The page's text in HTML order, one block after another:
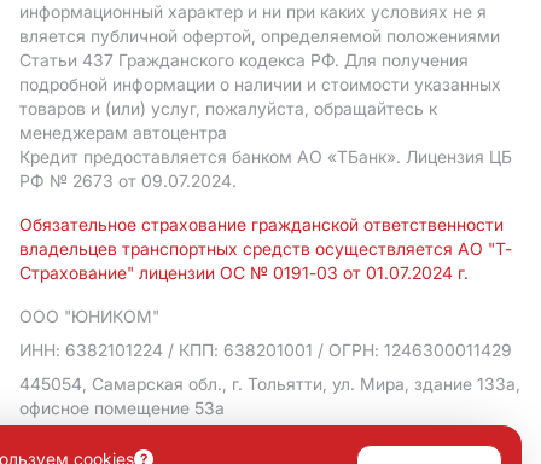
информационный характер и ни при каких условиях не я
вляется публичной офертой, определяемой положениями
Статьи 437 Гражданского кодекса РФ. Для получения
подробной информации о наличии и стоимости указанных
товаров и (или) услуг, пожалуйста, обращайтесь к
менеджерам автоцентра
Кредит предоставляется банком АO «ТБанк». Лицензия ЦБ
РФ № 2673 от 09.07.2024.
Обязательное страхование гражданской ответственности
владельцев транспортных средств осуществляется АО "Т-
Страхование" лицензии ОС № 0191-03 от 01.07.2024 г.
ООО "ЮНИКОМ"
ИНН: 6382101224 / КПП: 638201001 / ОГРН: 1246300011429
445054, Самарская обл., г. Тольятти, ул. Мира, здание 133а,
офисное помещение 53а
Политика в отношении обработки персональных данных
cookies